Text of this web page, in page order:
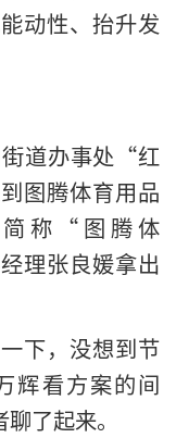
动性、抬升发
道办事处“红
图腾体育用品
简称“图腾体
理张良媛拿出
下，没想到节
辉看方案的间
了起来。